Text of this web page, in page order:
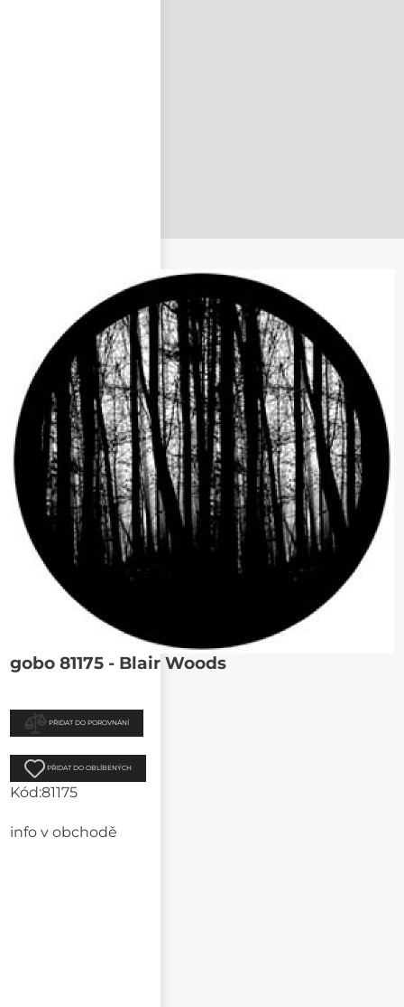
gobo 81175 - Blair Woods
PŘIDAT DO POROVNÁNÍ
PŘIDAT DO OBLÍBENÝCH
Kód:81175
info v obchodě